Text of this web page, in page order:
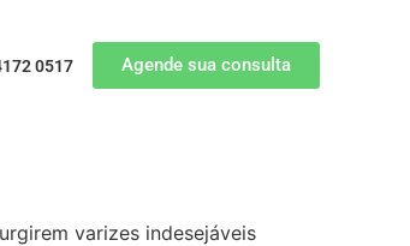
0517 Agende sua consulta
varizes indesejáveis